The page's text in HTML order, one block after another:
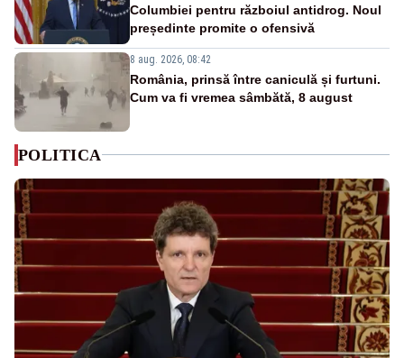
Columbiei pentru războiul antidrog. Noul
președinte promite o ofensivă
8 aug. 2026, 08:42
România, prinsă între caniculă și furtuni.
Cum va fi vremea sâmbătă, 8 august
POLITICA